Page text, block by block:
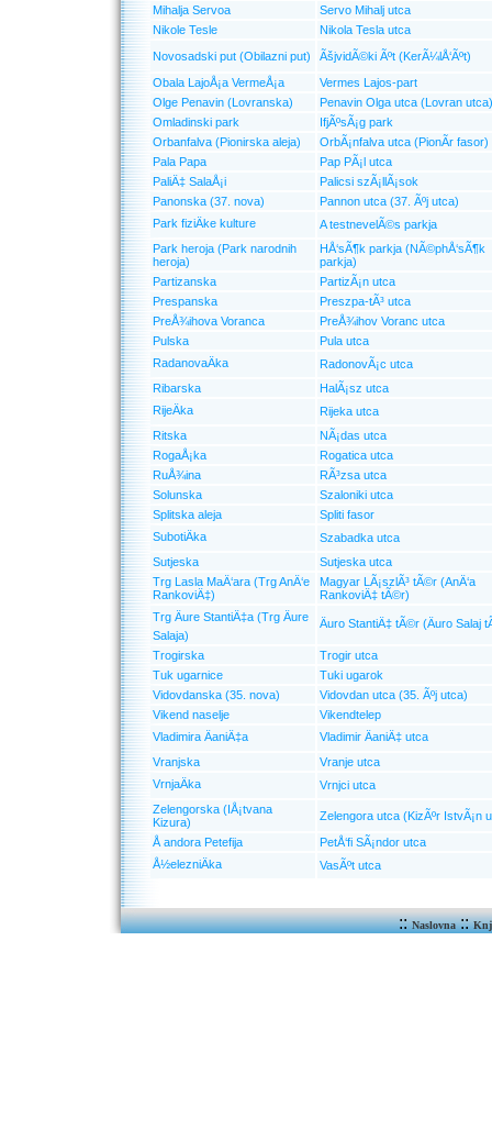
Mihalja Servoa
Servo Mihalj utca
Nikole Tesle
Nikola Tesla utca
Novosadski put (Obilazni put)
ÃšjvidÃ©ki Ãºt (KerÃ¼lÅ‘Ãºt)
Obala LajoÅ¡a VermeÅ¡a
Vermes Lajos-part
Olge Penavin (Lovranska)
Penavin Olga utca (Lovran utca)
Omladinski park
IfjÃºsÃ¡g park
Orbanfalva (Pionirska aleja)
OrbÃ¡nfalva utca (PionÃ­r fasor)
Pala Papa
Pap PÃ¡l utca
PaliÄ‡ SalaÅ¡i
Palicsi szÃ¡llÃ¡sok
Panonska (37. nova)
Pannon utca (37. Ãºj utca)
Park fiziÄke kulture
A testnevelÃ©s parkja
Park heroja (Park narodnih
heroja)
HÅ‘sÃ¶k parkja (NÃ©phÅ‘sÃ¶k
parkja)
Partizanska
PartizÃ¡n utca
Prespanska
Preszpa-tÃ³ utca
PreÅ¾ihova Voranca
PreÅ¾ihov Voranc utca
Pulska
Pula utca
RadanovaÄka
RadonovÃ¡c utca
Ribarska
HalÃ¡sz utca
RijeÄka
Rijeka utca
Ritska
NÃ¡das utca
RogaÅ¡ka
Rogatica utca
RuÅ¾ina
RÃ³zsa utca
Solunska
Szaloniki utca
Splitska aleja
Spliti fasor
SubotiÄka
Szabadka utca
Sutjeska
Sutjeska utca
Trg Lasla MaÄ‘ara (Trg AnÄ‘e
RankoviÄ‡)
Magyar LÃ¡szlÃ³ tÃ©r (AnÄ‘a
RankoviÄ‡ tÃ©r)
Trg Äure StantiÄ‡a (Trg Äure
Salaja)
Äuro StantiÄ‡ tÃ©r (Äuro Salaj
Trogirska
Trogir utca
Tuk ugarnice
Tuki ugarok
Vidovdanska (35. nova)
Vidovdan utca (35. Ãºj utca)
Vikend naselje
Vikendtelep
Vladimira ÄaniÄ‡a
Vladimir ÄaniÄ‡ utca
Vranjska
Vranje utca
VrnjaÄka
Vrnjci utca
Zelengorska (IÅ¡tvana
Kizura)
Zelengora utca (KizÃºr IstvÃ¡n
Å andora Petefija
PetÅ‘fi SÃ¡ndor utca
Å½elezniÄka
VasÃºt utca
::Naslovna::